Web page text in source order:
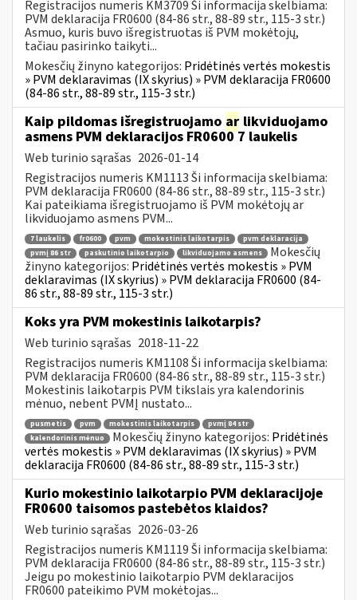
Registracijos numeris KM3709 Ši informacija skelbiama:
PVM deklaracija FR0600 (84-86 str., 88-89 str., 115-3 str.)
Asmuo, kuris buvo išregistruotas iš PVM mokėtojų,
tačiau pasirinko taikyti...
Mokesčių žinyno kategorijos: Pridėtinės vertės mokestis
» PVM deklaravimas (IX skyrius) » PVM deklaracija FR0600
(84-86 str., 88-89 str., 115-3 str.)
Kaip pildomas išregistruojamo ar likviduojamo
asmens PVM deklaracijos FR0600 7 laukelis
Web turinio sąrašas 2026-01-14
Registracijos numeris KM1113 Ši informacija skelbiama:
PVM deklaracija FR0600 (84-86 str., 88-89 str., 115-3 str.)
Kai pateikiama išregistruojamo iš PVM mokėtojų ar
likviduojamo asmens PVM...
7 laukelis fr0600 pvm mokestinis laikotarpis
pvm deklaracija
pvmį 86 str
paskutinio laikotarpio likviduojamo asmens
Mokesčių
žinyno kategorijos: Pridėtinės vertės mokestis » PVM
deklaravimas (IX skyrius) » PVM deklaracija FR0600 (84-
86 str., 88-89 str., 115-3 str.)
Koks yra PVM mokestinis laikotarpis?
Web turinio sąrašas 2018-11-22
Registracijos numeris KM1108 Ši informacija skelbiama:
PVM deklaracija FR0600 (84-86 str., 88-89 str., 115-3 str.)
Mokestinis laikotarpis PVM tikslais yra kalendorinis
mėnuo, nebent PVMĮ nustato...
pusmetis pvm mokestinis laikotarpis
pvmį 84 str
kalendorinis mėnuo
Mokesčių žinyno kategorijos: Pridėtinės
vertės mokestis » PVM deklaravimas (IX skyrius) » PVM
deklaracija FR0600 (84-86 str., 88-89 str., 115-3 str.)
Kurio mokestinio laikotarpio PVM deklaracijoje
FR0600 taisomos pastebėtos klaidos?
Web turinio sąrašas 2026-03-26
Registracijos numeris KM1119 Ši informacija skelbiama:
PVM deklaracija FR0600 (84-86 str., 88-89 str., 115-3 str.)
Jeigu po mokestinio laikotarpio PVM deklaracijos
FR0600 pateikimo PVM mokėtojas...